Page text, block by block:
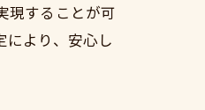
現することが可
より、安心し